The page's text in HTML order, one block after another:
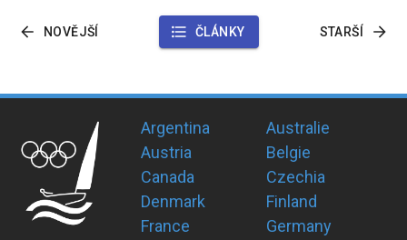
NOVĚJŠÍ ČLÁNKY STARŠÍ
Argentina
Australie
Austria
Belgie
Canada
Czechia
Denmark
Finland
France
Germany